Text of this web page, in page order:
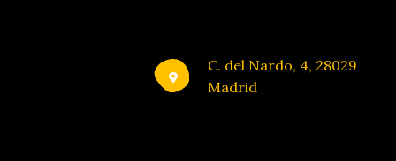
C. del Nardo, 4, 28029
Madrid